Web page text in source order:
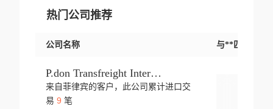
热门公司推荐
公司名称 与**匹配交易
P.don Transfreight International
来自菲律宾的客户，此公司累计进口交
易 9 笔